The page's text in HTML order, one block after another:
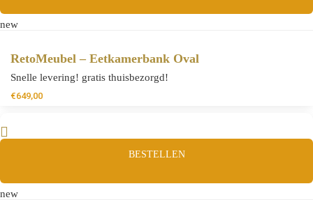
new
RetoMeubel – Eetkamerbank Oval
Snelle levering! gratis thuisbezorgd!
€649,00
BESTELLEN
new